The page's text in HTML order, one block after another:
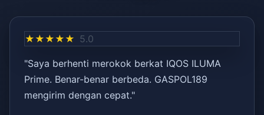
★★★★★ 5.0
"Saya berhenti merokok berkat IQOS ILUMA
Prime. Benar-benar berbeda. GASPOL189
mengirim dengan cepat."